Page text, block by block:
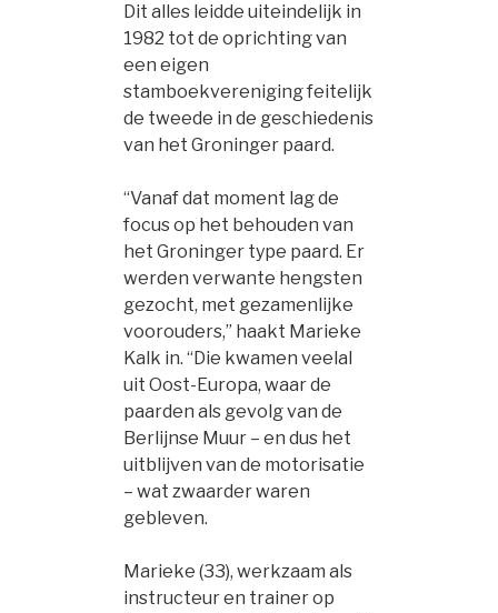
Dit alles leidde uiteindelijk in
1982 tot de oprichting van
een eigen
stamboekvereniging feitelijk
de tweede in de geschiedenis
van het Groninger paard.
“Vanaf dat moment lag de
focus op het behouden van
het Groninger type paard. Er
werden verwante hengsten
gezocht, met gezamenlijke
voorouders,” haakt Marieke
Kalk in. “Die kwamen veelal
uit Oost-Europa, waar de
paarden als gevolg van de
Berlijnse Muur – en dus het
uitblijven van de motorisatie
– wat zwaarder waren
gebleven.
Marieke (33), werkzaam als
instructeur en trainer op